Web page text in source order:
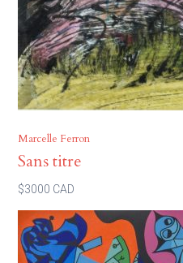
Marcelle Ferron
Sans titre
$3000 CAD